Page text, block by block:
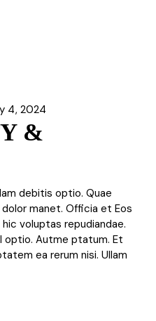
4, 2024
&
debitis optio. Quae
manet. Officia et Eos
voluptas repudiandae.
optio. Autme ptatum. Et
ea rerum nisi. Ullam